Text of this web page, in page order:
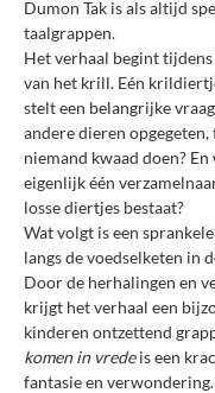
Dumon Tak is als altijd
taalgrappen.
Het verhaal begint
van het krill. Eén
stelt een belangrijke
andere dieren
niemand kwaad doen?
eigenlijk één
losse diertjes bestaat?
Wat volgt is een
langs de voedselketen in
Door de herhalingen en
krijgt het verhaal een
kinderen ontzettend
komen in vredeis een
fantasie en